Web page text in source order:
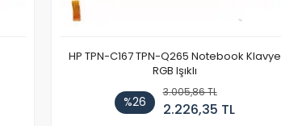
HP TPN-C167 TPN-Q265 Notebook Klavye
RGB Işıklı
%26
3.005,86 TL
2.226,35 TL